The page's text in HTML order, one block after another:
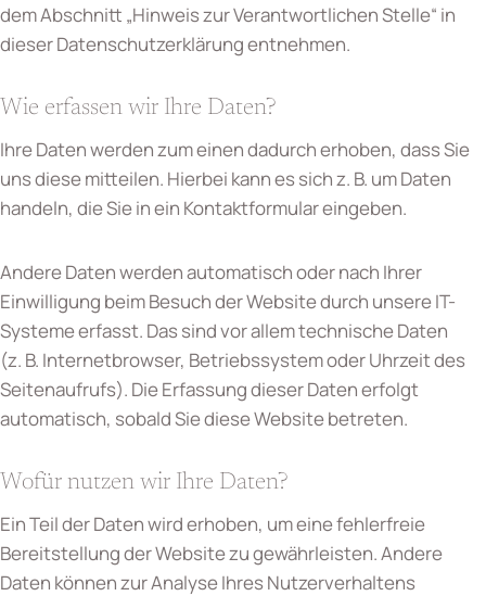
dem Abschnitt „Hinweis zur Verantwortlichen Stelle“ in
dieser Datenschutzerklärung entnehmen.
Wie erfassen wir Ihre Daten?
Ihre Daten werden zum einen dadurch erhoben, dass Sie
uns diese mitteilen. Hierbei kann es sich z. B. um Daten
handeln, die Sie in ein Kontaktformular eingeben.
Andere Daten werden automatisch oder nach Ihrer
Einwilligung beim Besuch der Website durch unsere IT-
Systeme erfasst. Das sind vor allem technische Daten
(z. B. Internetbrowser, Betriebssystem oder Uhrzeit des
Seitenaufrufs). Die Erfassung dieser Daten erfolgt
automatisch, sobald Sie diese Website betreten.
Wofür nutzen wir Ihre Daten?
Ein Teil der Daten wird erhoben, um eine fehlerfreie
Bereitstellung der Website zu gewährleisten. Andere
Daten können zur Analyse Ihres Nutzerverhaltens